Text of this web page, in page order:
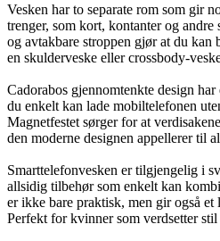
Vesken har to separate rom som gir
trenger, som kort, kontanter og
og avtakbare stroppen gjør at du
en skulderveske eller crossbody-
Cadorabos gjennomtenkte design
du enkelt kan lade mobiltelefonen
Magnetfestet sørger for at
den moderne designen appellerer til
Smarttelefonvesken er tilgjengelig i
allsidig tilbehør som enkelt kan
er ikke bare praktisk, men gir også
Perfekt for kvinner som verdsetter